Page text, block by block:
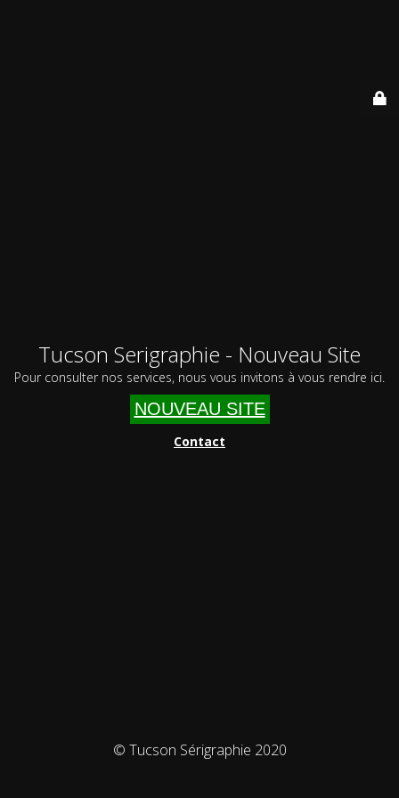
Tucson Serigraphie - Nouveau Site
Pour consulter nos services, nous vous invitons à vous rendre ici.
NOUVEAU SITE
Contact
© Tucson Sérigraphie 2020